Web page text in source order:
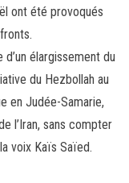
ont été provoqués
d’un élargissement du
du Hezbollah au
en Judée-Samarie,
l’Iran, sans compter
voix Kaïs Saïed.